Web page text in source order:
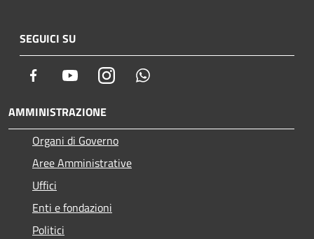
SEGUICI SU
Facebook YoutubeInstagram
AMMINISTRAZIONE
Organi di Governo
Aree Amministrative
Uffici
Enti e fondazioni
Politici